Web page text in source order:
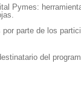
Pymes:
parte de los
del